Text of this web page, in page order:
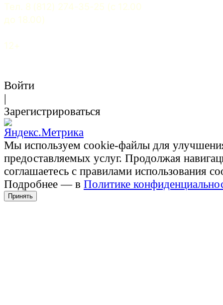
Тел. 8 (812) 274-35-25 (c 12.00
до 18.00)
12+
Войти
|
Зарегистрироваться
Мы используем cookie-файлы для
предоставляемых услуг. Продолжая
соглашаетесь с правилами использования
Подробнее — в Политике
Принять